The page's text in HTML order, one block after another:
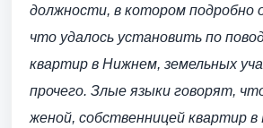
должности, в котором подробно
что удалось установить по
квартир в Нижнем, земельных
прочего. Злые языки говорят,
женой, собственницей квартир